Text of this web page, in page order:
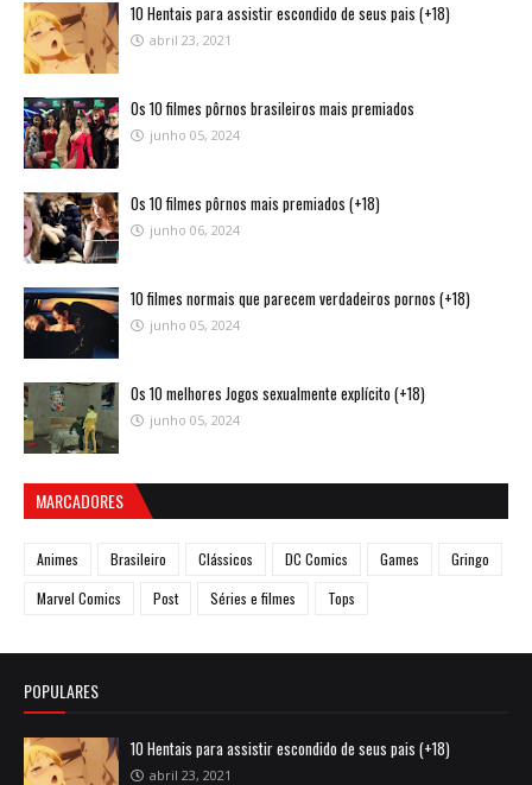
10 Hentais para assistir escondido de seus pais (+18)
abril 23, 2021
Os 10 filmes pôrnos brasileiros mais premiados
junho 05, 2024
Os 10 filmes pôrnos mais premiados (+18)
junho 06, 2024
10 filmes normais que parecem verdadeiros pornos (+18)
junho 05, 2024
Os 10 melhores Jogos sexualmente explícito (+18)
junho 05, 2024
MARCADORES
Animes Brasileiro Clássicos DC Comics Games
Gringo
Marvel Comics
Post Séries e filmes Tops
POPULARES
10 Hentais para assistir escondido de seus pais (+18)
abril 23, 2021